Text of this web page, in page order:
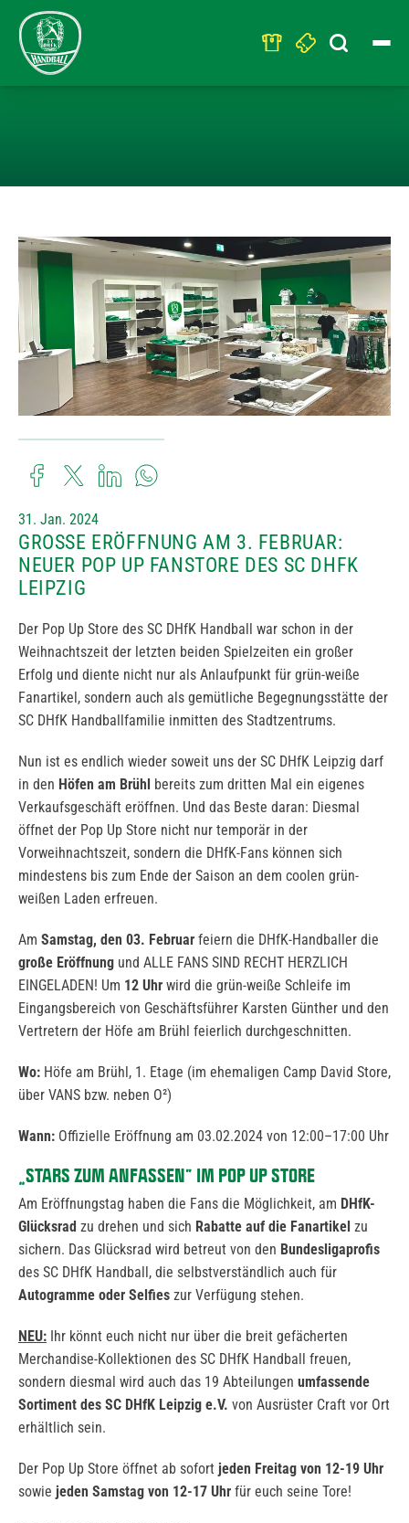
Search
for:
31. Jan. 2024
GROSSE ERÖFFNUNG AM 3. FEBRUAR: N
EUER POP UP FANSTORE DES SC DHFK L
EIPZIG
Der Pop Up Store des SC DHfK Handball war schon in der
Weihnachtszeit der letzten beiden Spielzeiten ein großer
Erfolg und diente nicht nur als Anlaufpunkt für grün-weiße
Fanartikel, sondern auch als gemütliche Begegnungsstätte der
SC DHfK Handballfamilie inmitten des Stadtzentrums.
Nun ist es endlich wieder soweit uns der SC DHfK Leipzig darf
in den Höfen am Brühl bereits zum dritten Mal ein eigenes
Verkaufsgeschäft eröffnen. Und das Beste daran: Diesmal
öffnet der Pop Up Store nicht nur temporär in der
Vorweihnachtszeit, sondern die DHfK-Fans können sich
mindestens bis zum Ende der Saison an dem coolen grün-
weißen Laden erfreuen.
Am Samstag, den 03. Februar feiern die DHfK-Handballer die
große Eröffnung und ALLE FANS SIND RECHT HERZLICH
EINGELADEN! Um 12 Uhr wird die grün-weiße Schleife im
Eingangsbereich von Geschäftsführer Karsten Günther und den
Vertretern der Höfe am Brühl feierlich durchgeschnitten.
Wo: Höfe am Brühl, 1. Etage (im ehemaligen Camp David Store,
über VANS bzw. neben O²)
Wann: Offizielle Eröffnung am 03.02.2024 von 12:00–17:00 Uhr
„STARS ZUM ANFASSEN“ IM POP UP STORE
Am Eröffnungstag haben die Fans die Möglichkeit, am DHfK-
Glücksrad zu drehen und sich Rabatte auf die Fanartikel zu
sichern. Das Glücksrad wird betreut von den Bundesligaprofis
des SC DHfK Handball, die selbstverständlich auch für
Autogramme oder Selfies zur Verfügung stehen.
NEU: Ihr könnt euch nicht nur über die breit gefächerten
Merchandise-Kollektionen des SC DHfK Handball freuen,
sondern diesmal wird auch das 19 Abteilungen umfassende
Sortiment des SC DHfK Leipzig e.V. von Ausrüster Craft vor Ort
erhältlich sein.
Der Pop Up Store öffnet ab sofort jeden Freitag von 12-19 Uhr
sowie jeden Samstag von 12-17 Uhr für euch seine Tore!